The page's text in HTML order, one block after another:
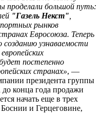
проделали большой путь:
"Газель Некст"
рынков
Евросоюза. Теперь
узнаваемости
постепенно
странах», —
президента группы
конца года продажи
начать еще в трех
и Герцеговине,